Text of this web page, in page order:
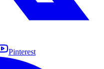
Pinterest